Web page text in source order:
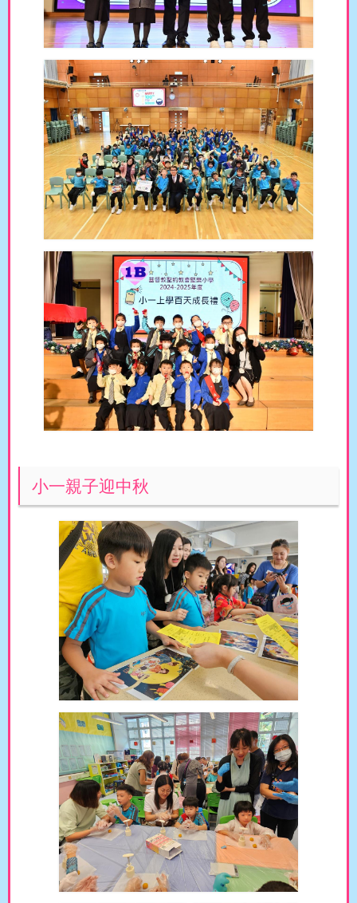
小一親子迎中秋